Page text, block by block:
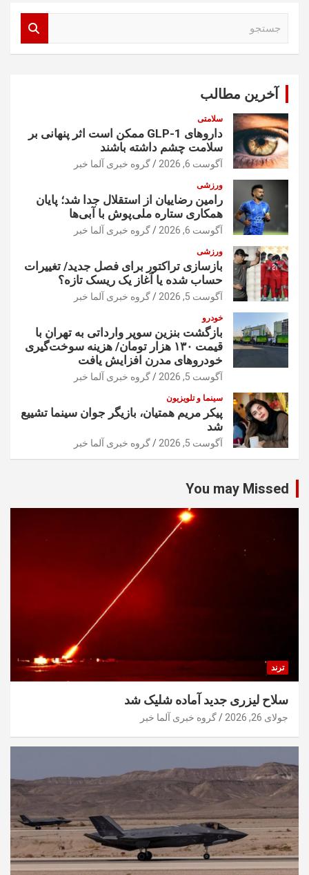
آخرین مطالب
سلامتی
داروهای GLP-1 ممکن است اثر پنهانی بر
سلامت چشم داشته باشند
آگوست 6, 2026 گروه خبری آلما خبر
ورزشی
رامین رضاییان از استقلال جدا شد؛ پایان
همکاری ستاره ملی‌پوش با آبی‌ها
آگوست 6, 2026 گروه خبری آلما خبر
ورزشی
بازسازی تراکتور برای فصل جدید/ تغییرات
حساب شده یا آغاز یک ریسک تازه؟
آگوست 5, 2026 گروه خبری آلما خبر
خودرو
بازگشت بنزین سوپر وارداتی به تهران با
قیمت ۱۳۰ هزار تومان/ هزینه سوخت‌گیری
خودرو‌های مدرن افزایش یافت
آگوست 5, 2026 گروه خبری آلما خبر
سینما و تلویزیون
پیکر مریم همتیان، بازیگر جوان سینما تشییع
شد
آگوست 5, 2026 گروه خبری آلما خبر
You may Missed
ترند
سلاح لیزری جدید آماده شلیک شد
جولای 26, 2026 گروه خبری آلما خبر